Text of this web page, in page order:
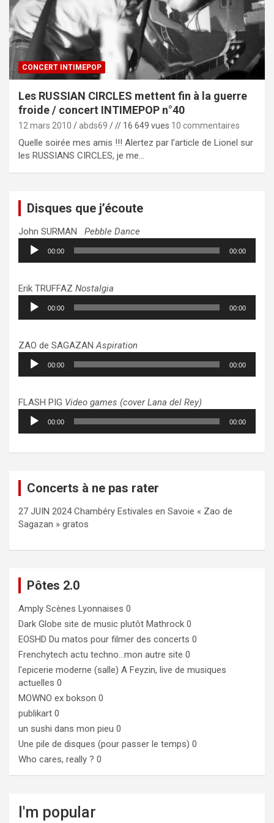
CONCERT INTIMEPOP
Les RUSSIAN CIRCLES mettent fin à la guerre
froide / concert INTIMEPOP n°40
12 mars 2010 abds69 // 16 649 vues 10 commentaires
Quelle soirée mes amis !!! Alertez par l’article de Lionel sur
les RUSSIANS CIRCLES, je me…
Disques que j’écoute
John SURMAN Pebble Dance
Lecteur
audio
00:00 00:00
Erik TRUFFAZ Nostalgia
Lecteur
audio
00:00 00:00
ZAO de SAGAZANAspiration
Lecteur
audio
00:00 00:00
FLASH PIG Video games (cover Lana del Rey)
Lecteur
audio
00:00 00:00
Concerts à ne pas rater
27 JUIN 2024 Chambéry Estivales en Savoie « Zao de
Sagazan » gratos
Pôtes 2.0
Amply Scènes Lyonnaises 0
Dark Globe site de music plutôt Mathrock 0
EOSHD Du matos pour filmer des concerts 0
Frenchytech actu techno…mon autre site 0
l'epicerie moderne (salle) A Feyzin, live de musiques
actuelles 0
MOWNO ex bokson 0
publikart 0
un sushi dans mon pieu 0
Une pile de disques (pour passer le temps) 0
Who cares, really ? 0
I'm popular